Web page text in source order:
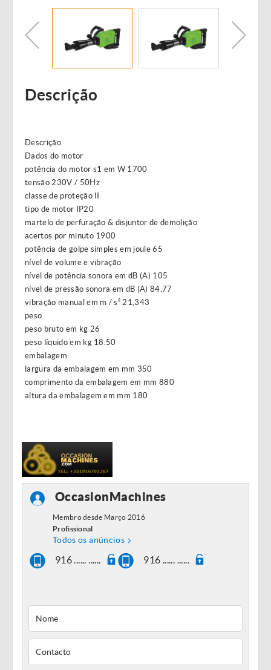
Descrição
Descrição
Dados do motor
potência do motor s1 em W 1700
tensão 230V / 50Hz
classe de proteção II
tipo de motor IP20
martelo de perfuração & disjuntor de demolição
acertos por minuto 1900
potência de golpe simples em joule 65
nível de volume e vibração
nível de potência sonora em dB (A) 105
nível de pressão sonora em dB (A) 84,77
vibração manual em m / s² 21,343
peso
peso bruto em kg 26
peso líquido em kg 18,50
embalagem
largura da embalagem em mm 350
comprimento da embalagem em mm 880
altura da embalagem em mm 180
OccasionMachines
Membro desde Março 2016
Profissional
Todos os anúncios
916 ...... ...... 916 ...... ......